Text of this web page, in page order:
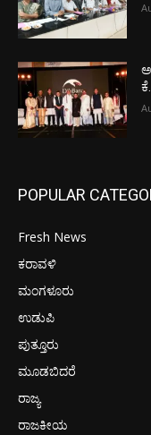
POPULAR
Fresh News
ಕರಾವಳಿ
ಮಂಗಳೂರು
ಉಡುಪಿ
ಪುತ್ತೂರು
ಮೂಡಬಿದರೆ
ರಾಜ್ಯ
ರಾಜಕೀಯ